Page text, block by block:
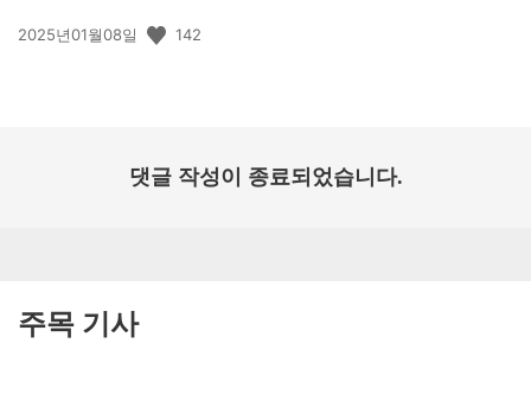
공
2025년01월08일 142
댓글 작성이 종료되었습니다.
주목 기사